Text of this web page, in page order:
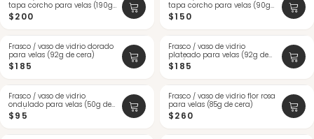
tapa corcho para velas (190g
...
$200
tapa corcho para velas (90g
d...
$150
Frasco / vaso de vidrio dorado
para velas (92g de cera)
$185
Frasco / vaso de vidrio
plateado para velas (92g de
cera)
$185
Frasco / vaso de vidrio
ondulado para velas (50g de
cera)
$95
Frasco / vaso de vidrio flor rosa
para velas (85g de cera)
$260